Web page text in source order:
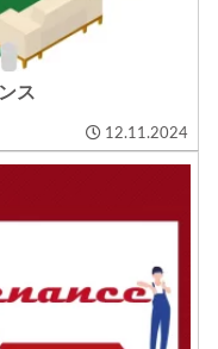
ス
12.11.2024